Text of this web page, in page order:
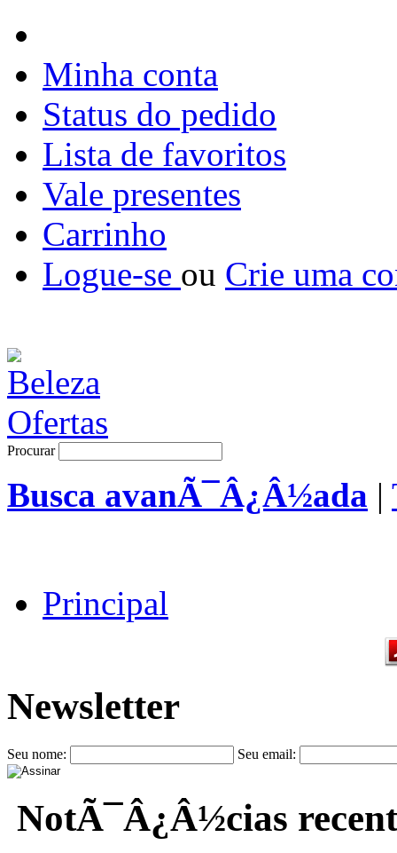
Minha conta
Status do pedido
Lista de favoritos
Vale presentes
Carrinho
Logue-se ou Crie uma
Procurar
Busca avanÃ¯Â¿Â½ada |
Principal
Newsletter
Seu nome: Seu email:
NotÃ¯Â¿Â½cias